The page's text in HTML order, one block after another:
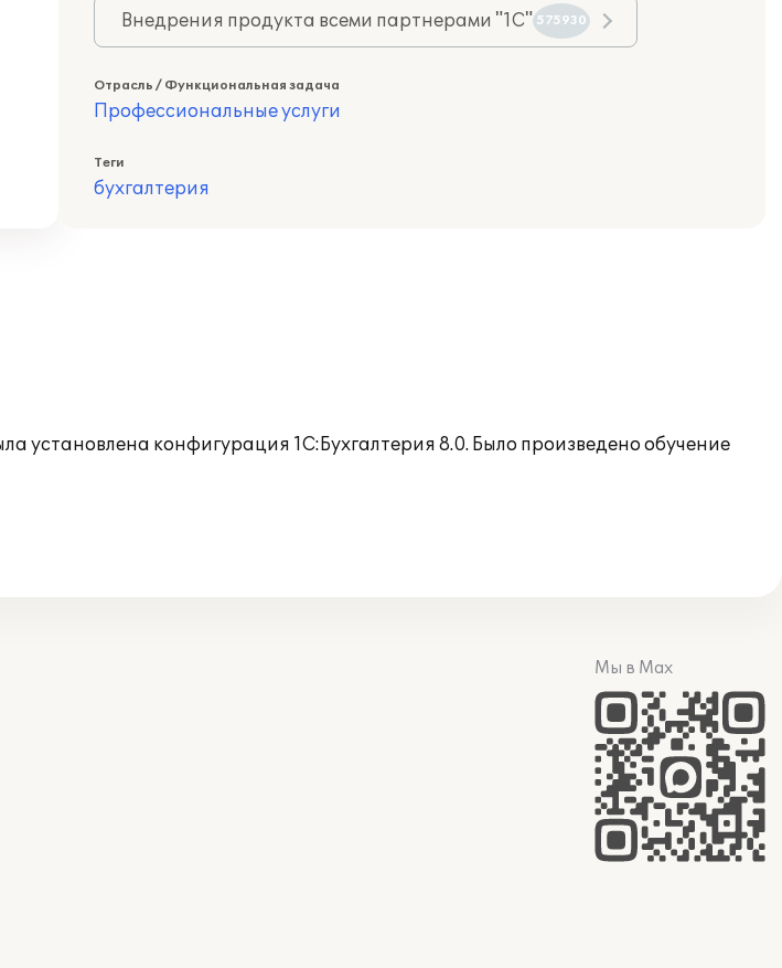
Внедрения продукта всеми партнерами "1С" 575930
Отрасль / Функциональная задача
Профессиональные услуги
Теги
бухгалтерия
конфигурация 1С:Бухгалтерия 8.0. Было произведено обучение
Мы в Max